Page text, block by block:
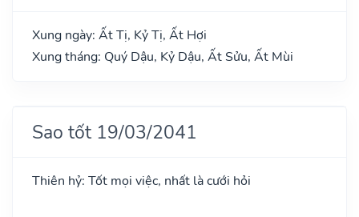
Xung ngày: Ất Tị, Kỷ Tị, Ất Hợi
Xung tháng: Quý Dậu, Kỷ Dậu, Ất Sửu, Ất Mùi
Sao tốt 19/03/2041
Thiên hỷ: Tốt mọi việc, nhất là cưới hỏi